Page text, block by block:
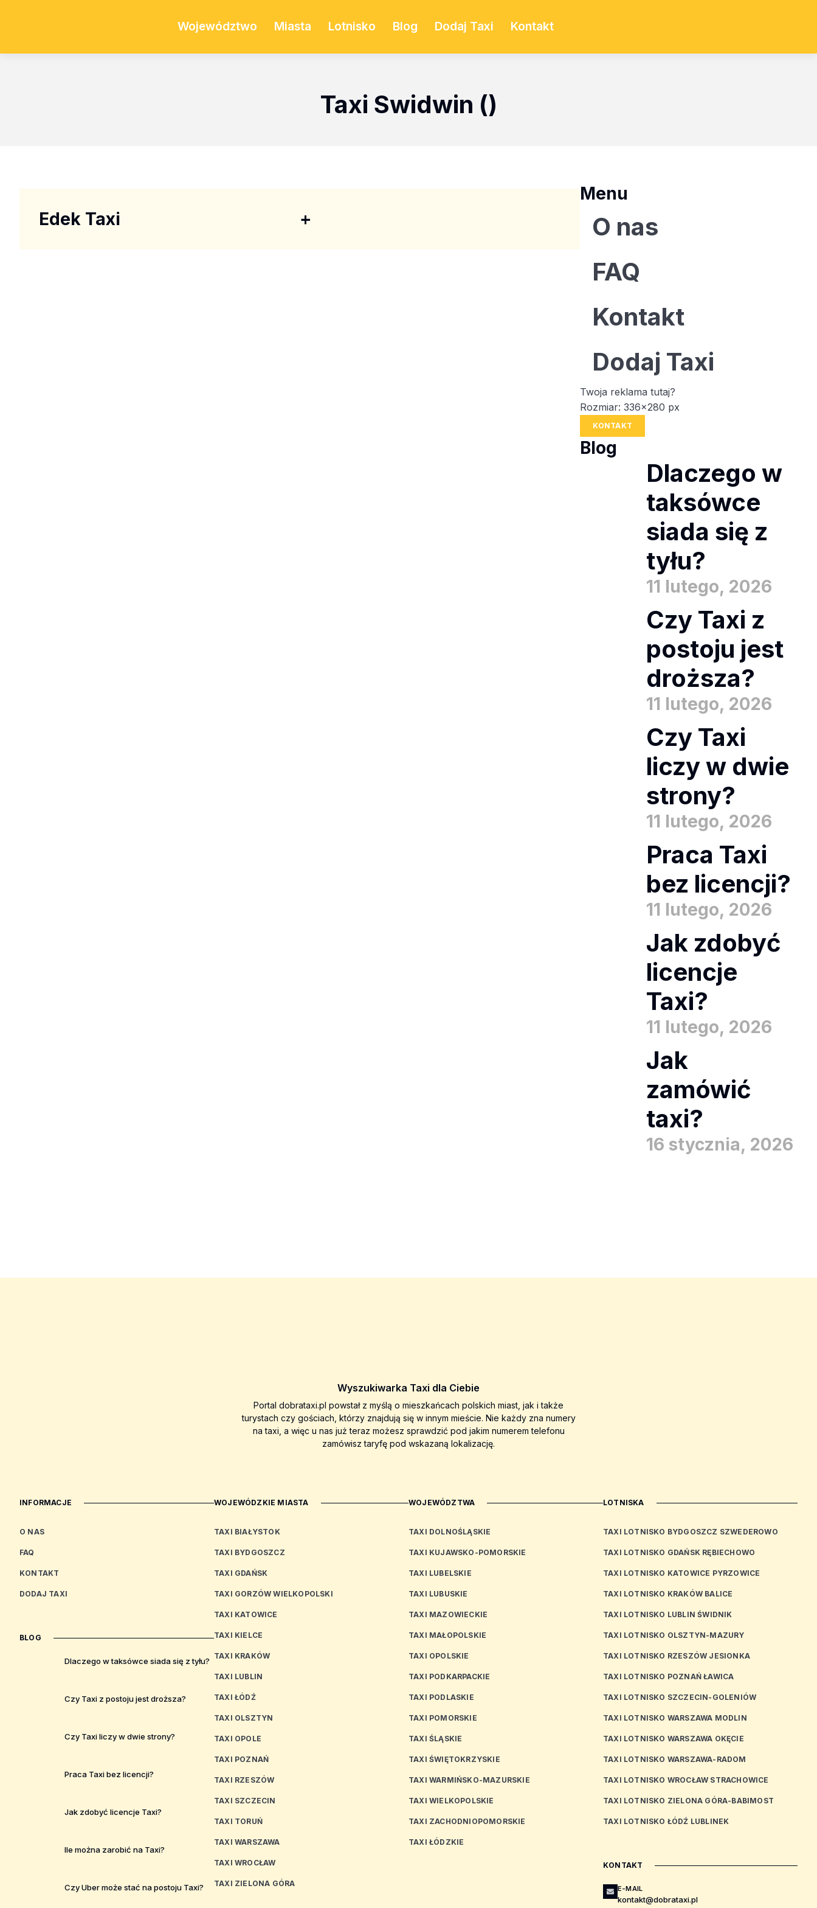
Województwo Miasta Lotnisko Blog Dodaj Taxi Kontakt
Taxi Swidwin ()
Edek Taxi +
Menu
O nas
FAQ
Kontakt
Dodaj Taxi
Twoja reklama tutaj?
Rozmiar: 336x280 px
KONTAKT
Blog
Dlaczego w
taksówce
siada się z
tyłu?
11 lutego, 2026
Czy Taxi z
postoju jest
droższa?
11 lutego, 2026
Czy Taxi
liczy w dwie
strony?
11 lutego, 2026
Praca Taxi
bez licencji?
11 lutego, 2026
Jak zdobyć
licencje
Taxi?
11 lutego, 2026
Jak
zamówić
taxi?
16 stycznia, 2026
Wyszukiwarka Taxi dla Ciebie
Portal dobrataxi.pl powstał z myślą o mieszkańcach polskich miast, jak i także
turystach czy gościach, którzy znajdują się w innym mieście. Nie każdy zna numery
na taxi, a więc u nas już teraz możesz sprawdzić pod jakim numerem telefonu
zamówisz taryfę pod wskazaną lokalizację.
INFORMACJE
O NAS
FAQ
KONTAKT
DODAJ TAXI
BLOG
Dlaczego w taksówce siada się z tyłu?
Czy Taxi z postoju jest droższa?
Czy Taxi liczy w dwie strony?
Praca Taxi bez licencji?
Jak zdobyć licencje Taxi?
Ile można zarobić na Taxi?
Czy Uber może stać na postoju Taxi?
WOJEWÓDZKIE MIASTA
TAXI BIAŁYSTOK
TAXI BYDGOSZCZ
TAXI GDAŃSK
TAXI GORZÓW WIELKOPOLSKI
TAXI KATOWICE
TAXI KIELCE
TAXI KRAKÓW
TAXI LUBLIN
TAXI ŁÓDŹ
TAXI OLSZTYN
TAXI OPOLE
TAXI POZNAŃ
TAXI RZESZÓW
TAXI SZCZECIN
TAXI TORUŃ
TAXI WARSZAWA
TAXI WROCŁAW
TAXI ZIELONA GÓRA
WOJEWÓDZTWA
TAXI DOLNOŚLĄSKIE
TAXI KUJAWSKO-POMORSKIE
TAXI LUBELSKIE
TAXI LUBUSKIE
TAXI MAZOWIECKIE
TAXI MAŁOPOLSKIE
TAXI OPOLSKIE
TAXI PODKARPACKIE
TAXI PODLASKIE
TAXI POMORSKIE
TAXI ŚLĄSKIE
TAXI ŚWIĘTOKRZYSKIE
TAXI WARMIŃSKO-MAZURSKIE
TAXI WIELKOPOLSKIE
TAXI ZACHODNIOPOMORSKIE
TAXI ŁÓDZKIE
LOTNISKA
TAXI LOTNISKO BYDGOSZCZ SZWEDEROWO
TAXI LOTNISKO GDAŃSK RĘBIECHOWO
TAXI LOTNISKO KATOWICE PYRZOWICE
TAXI LOTNISKO KRAKÓW BALICE
TAXI LOTNISKO LUBLIN ŚWIDNIK
TAXI LOTNISKO OLSZTYN-MAZURY
TAXI LOTNISKO RZESZÓW JESIONKA
TAXI LOTNISKO POZNAŃ ŁAWICA
TAXI LOTNISKO SZCZECIN-GOLENIÓW
TAXI LOTNISKO WARSZAWA MODLIN
TAXI LOTNISKO WARSZAWA OKĘCIE
TAXI LOTNISKO WARSZAWA-RADOM
TAXI LOTNISKO WROCŁAW STRACHOWICE
TAXI LOTNISKO ZIELONA GÓRA-BABIMOST
TAXI LOTNISKO ŁÓDŹ LUBLINEK
KONTAKT
E-MAIL
kontakt@dobrataxi.pl